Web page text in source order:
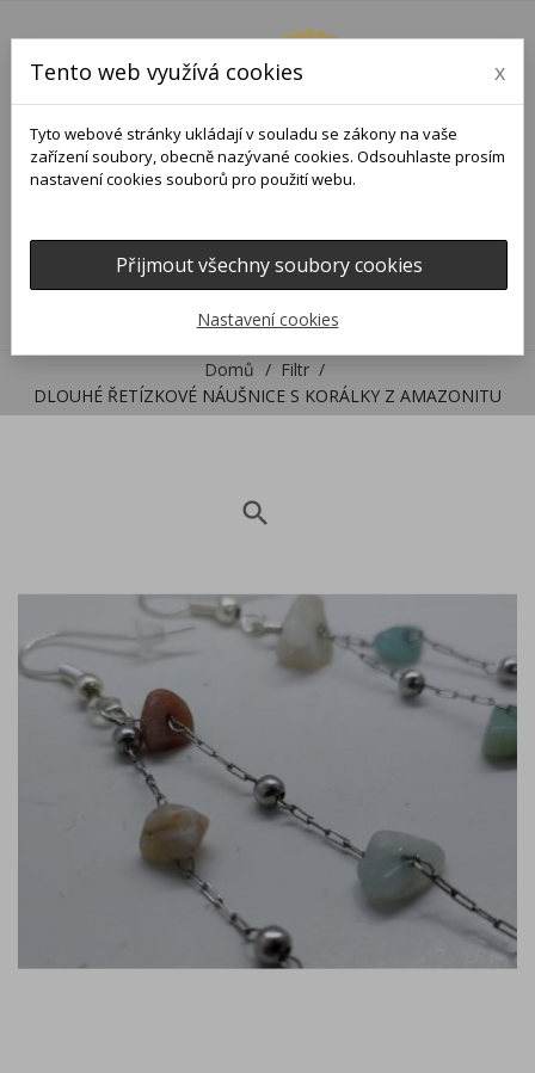
Domů
Filtr
DLOUHÉ ŘETÍZKOVÉ NÁUŠNICE S KORÁLKY Z AMAZONITU
search
Tento web využívá cookies x
Tyto webové stránky ukládají v souladu se zákony na vaše
zařízení soubory, obecně nazývané cookies. Odsouhlaste prosím
nastavení cookies souborů pro použití webu.
Přijmout všechny soubory cookies
Nastavení cookies